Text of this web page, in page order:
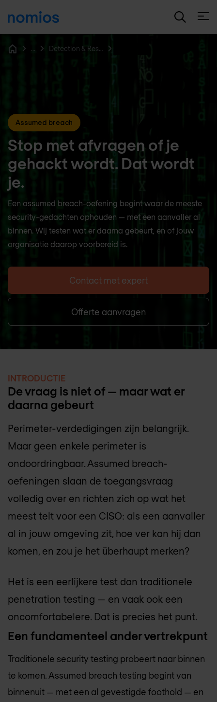
... Detection & Response
Assumed breach
Stop met afvragen of je
gehackt wordt. Dat wordt
je.
Een assumed breach-oefening begint waar de meeste
security-gedachten ophouden — met een aanvaller al
binnen. Wij testen wat er daarna gebeurt, en of jouw
organisatie daarop voorbereid is.
Contact met expert
Offerte aanvragen
INTRODUCTIE
De vraag is niet of — maar wat er
daarna gebeurt
Perimeter-verdedigingen zijn belangrijk.
Maar geen enkele perimeter is
ondoordringbaar. Assumed breach-
oefeningen slaan de toegangsvraag
volledig over en richten zich op wat het
meest telt voor een CISO: als een aanvaller
al in jouw omgeving zit, hoe ver kan hij dan
komen, en zou je het überhaupt merken?
Het is een eerlijkere test dan traditionele
penetration testing — en vaak ook een
oncomfortabelere. Dat is precies het punt.
Een fundamenteel ander vertrekpunt
Traditionele security testing probeert naar binnen
te komen. Assumed breach testing begint van
binnenuit — met een al gevestigde foothold — en